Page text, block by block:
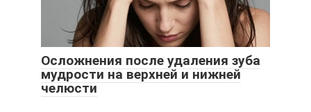
Осложнения после удаления зуба
мудрости на верхней и нижней
челюсти